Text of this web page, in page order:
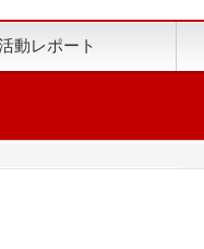
動レポート